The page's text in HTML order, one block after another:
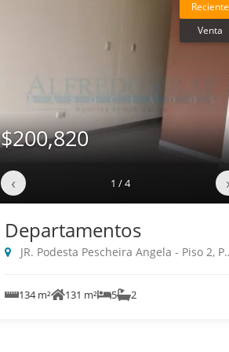
Reciente
Venta
$200,820
‹ 1 / 4
Departamentos
JR. Podesta Pescheira Angela - Piso 2, Pueblo Libre
134 m² 131 m² 5 2